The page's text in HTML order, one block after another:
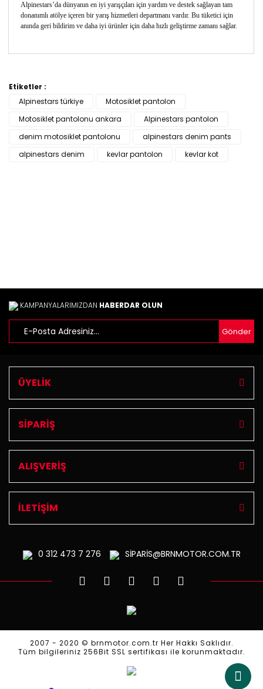
Alpinestars’da dünyanın en iyi yarışçıları için yardım ve destek sağlayan tam
donanımlı atölye içeren bir yarış hizmetleri departmanı vardır. Bu tüketici için
anında geri bildirim ve daha iyi ürünler için daha hızlı geliştirme zamanı sağlar.
diğer konularda yetersiz gördüğünüz noktaları öneri
Görüş ve önerileriniz için teşekkür ederiz.
Ürün resmi kalitesiz, bozuk veya görüntülenemiyor.
Ürün açıklamasında eksik bilgiler bulunuyor.
Etiketler :
Alpinestars türkiye
Motosiklet pantolon
Motosiklet pantolonu ankara
Alpinestars pantolon
denim motosiklet pantolonu
alpinestars denim pants
alpinestars denim
kevlar pantolon kevlar kot
KAMPANYALARIMIZDAN HABERDAR OLUN
Gönder
ÜYELİK
SİPARİŞ
ALIŞVERİŞ
İLETİŞİM
0 312473 7 276 SİPARİS@BRNMOTOR.COM.TR
2007 - 2020 © brnmotor.com.tr Her Hakkı Saklıdır.
Tüm bilgileriniz 256Bit SSL sertifikası ile korunmaktadır.